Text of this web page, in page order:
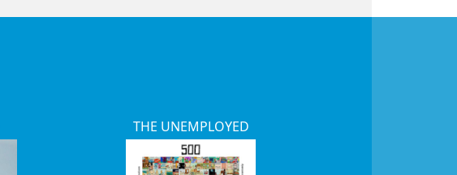
THE UNEMPLOYED